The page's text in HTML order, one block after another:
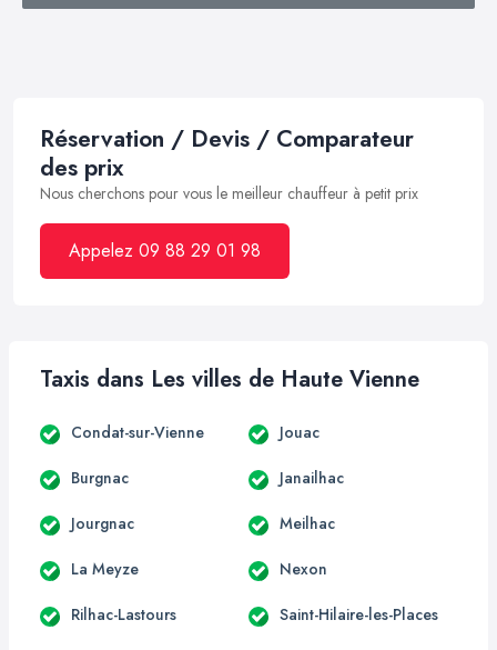
Réservation / Devis / Comparateur
des prix
Nous cherchons pour vous le meilleur chauffeur à petit prix
Appelez 09 88 29 01 98
Taxis dans Les villes de Haute Vienne
Condat-sur-Vienne Jouac
Burgnac Janailhac
Jourgnac Meilhac
La Meyze Nexon
Rilhac-Lastours Saint-Hilaire-les-Places